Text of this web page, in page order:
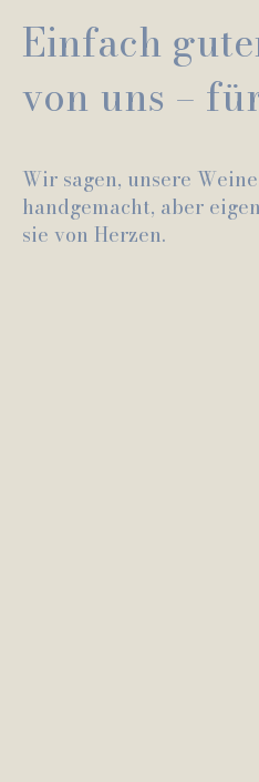
Einfach
von uns –
Wir sagen, unsere
handgemacht, aber
sie von Herzen.